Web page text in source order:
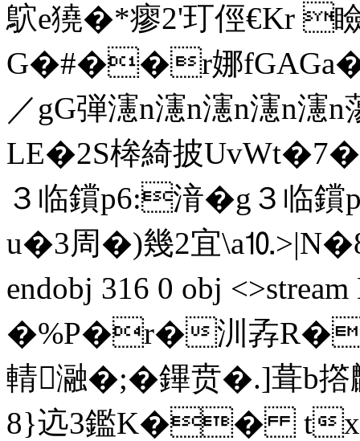
鴥e獟�*瘳2'玎俓€Kr 
G�#��r娜
／gG弾瀗n瀗n瀗n瀗n
LE�2S桳綺披
３临鑜p6:湇�g３临
u�3周�)幾2宜
endobj 316 0 obj
�%P�r�汌孨
輤瀜�;�鏎贲�.]葺b
8}迒3鑑K�� tx